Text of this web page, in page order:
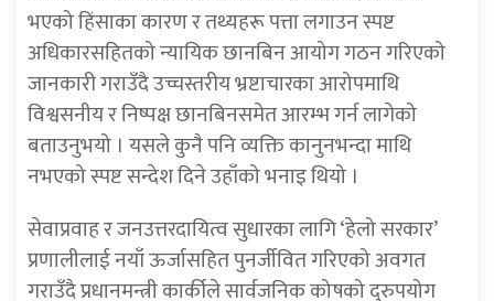
भएको हिंसाका कारण र तथ्यहरू पत्ता लगाउन स्पष्ट
अधिकारसहितको न्यायिक छानबिन आयोग गठन गरिएको
जानकारी गराउँदै उच्चस्तरीय भ्रष्टाचारका आरोपमाथि
विश्वसनीय र निष्पक्ष छानबिनसमेत आरम्भ गर्न लागेको
बताउनुभयो । यसले कुनै पनि व्यक्ति कानुनभन्दा माथि
नभएको स्पष्ट सन्देश दिने उहाँको भनाइ थियो ।
सेवाप्रवाह र जनउत्तरदायित्व सुधारका लागि ‘हेलो सरकार’
प्रणालीलाई नयाँ ऊर्जासहित पुनर्जीवित गरिएको अवगत
गराउँदै प्रधानमन्त्री कार्कीले सार्वजनिक कोषको दुरुपयोग